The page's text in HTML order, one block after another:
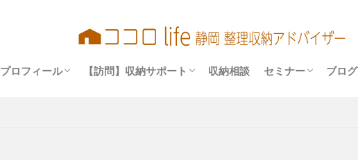
プロフィール 【訪問】収納サポート 収納相談 セミナー ブログ